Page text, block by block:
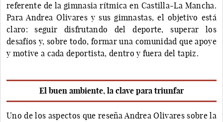
referente de la gimnasia rítmica en Castilla-La Mancha.
Para Andrea Olivares y sus gimnastas, el objetivo está
claro: seguir disfrutando del deporte, superar los
desafíos y, sobre todo, formar una comunidad que apoye
y motive a cada deportista, dentro y fuera del tapiz.
El buen ambiente, la clave para triunfar
Uno de los aspectos que reseña Andrea Olivares sobre la